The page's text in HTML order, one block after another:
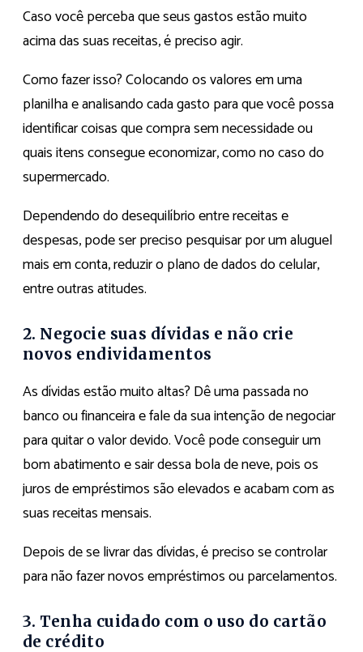
Caso você perceba que seus gastos estão muito
acima das suas receitas, é preciso agir.
Como fazer isso? Colocando os valores em uma
planilha e analisando cada gasto para que você possa
identificar coisas que compra sem necessidade ou
quais itens consegue economizar, como no caso do
supermercado.
Dependendo do desequilíbrio entre receitas e
despesas, pode ser preciso pesquisar por um aluguel
mais em conta, reduzir o plano de dados do celular,
entre outras atitudes.
2. Negocie suas dívidas e não crie
novos endividamentos
As dívidas estão muito altas? Dê uma passada no
banco ou financeira e fale da sua intenção de negociar
para quitar o valor devido. Você pode conseguir um
bom abatimento e sair dessa bola de neve, pois os
juros de empréstimos são elevados e acabam com as
suas receitas mensais.
Depois de se livrar das dívidas, é preciso se controlar
para não fazer novos empréstimos ou parcelamentos.
3. Tenha cuidado com o uso do cartão
de crédito